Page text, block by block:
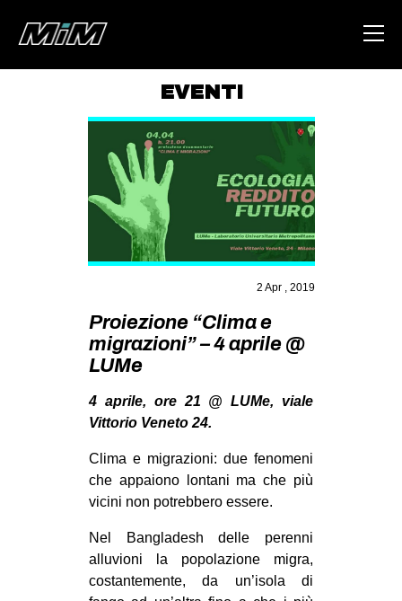
ABOUT
DEGENERAZIONE
GAZA FREESTYLE
CSOA LAMBRETTA
MSM
STUDENTI TSUNAMI
MILANO
SPAZI
SPORT POPOLARE
MOVIMENTI
AMBIENTE
EVENTI
2 Apr , 2019
Proiezione “Clima e
migrazioni” – 4 aprile @
LUMe
4 aprile, ore 21 @ LUMe, viale
Vittorio Veneto 24.
Clima e migrazioni: due fenomeni
che appaiono lontani ma che più
vicini non potrebbero essere.
Nel Bangladesh delle perenni
alluvioni la popolazione migra,
costantemente, da un’isola di